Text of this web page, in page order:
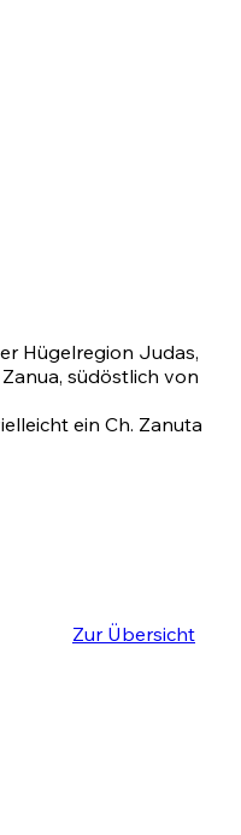
Hügelregion Judas,
südöstlich von
ein Ch. Zanuta
Zur Übersicht